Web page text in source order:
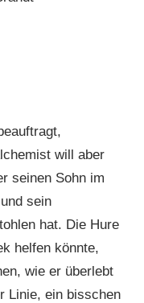
will aber
seinen Sohn im
sein
hat. Die Hure
helfen könnte,
wie er überlebt
Linie, ein bisschen